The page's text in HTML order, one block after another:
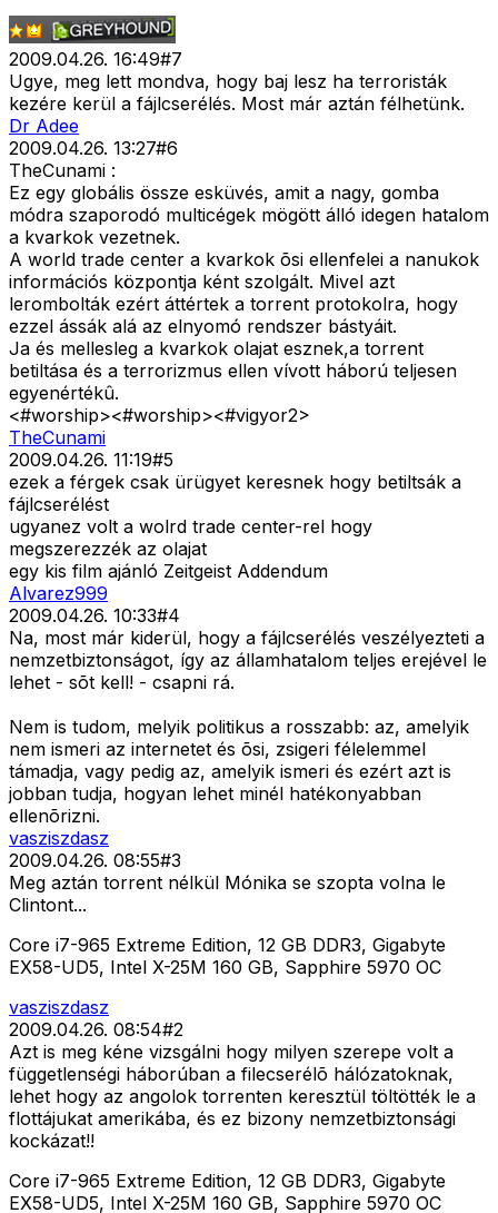
2009.04.26. 16:49#7
Ugye, meg lett mondva, hogy baj lesz ha terroristák
kezére kerül a fájlcserélés. Most már aztán félhetünk.
Dr Adee
2009.04.26. 13:27#6
TheCunami :
Ez egy globális össze esküvés, amit a nagy, gomba
módra szaporodó multicégek mögött álló idegen hatalom
a kvarkok vezetnek.
A world trade center a kvarkok õsi ellenfelei a nanukok
információs központja ként szolgált. Mivel azt
lerombolták ezért áttértek a torrent protokolra, hogy
ezzel ássák alá az elnyomó rendszer bástyáit.
Ja és mellesleg a kvarkok olajat esznek,a torrent
betiltása és a terrorizmus ellen vívott háború teljesen
egyenértékû.
<#worship><#worship><#vigyor2>
TheCunami
2009.04.26. 11:19#5
ezek a férgek csak ürügyet keresnek hogy betiltsák a
fájlcserélést
ugyanez volt a wolrd trade center-rel hogy
megszerezzék az olajat
egy kis film ajánló Zeitgeist Addendum
Alvarez999
2009.04.26. 10:33#4
Na, most már kiderül, hogy a fájlcserélés veszélyezteti a
nemzetbiztonságot, így az államhatalom teljes erejével le
lehet - sõt kell! - csapni rá.
Nem is tudom, melyik politikus a rosszabb: az, amelyik
nem ismeri az internetet és õsi, zsigeri félelemmel
támadja, vagy pedig az, amelyik ismeri és ezért azt is
jobban tudja, hogyan lehet minél hatékonyabban
ellenõrizni.
vasziszdasz
2009.04.26. 08:55#3
Meg aztán torrent nélkül Mónika se szopta volna le
Clintont...
Core i7-965 Extreme Edition, 12 GB DDR3, Gigabyte
EX58-UD5, Intel X-25M 160 GB, Sapphire 5970 OC
vasziszdasz
2009.04.26. 08:54#2
Azt is meg kéne vizsgálni hogy milyen szerepe volt a
függetlenségi háborúban a filecserélõ hálózatoknak,
lehet hogy az angolok torrenten keresztül töltötték le a
flottájukat amerikába, és ez bizony nemzetbiztonsági
kockázat!!
Core i7-965 Extreme Edition, 12 GB DDR3, Gigabyte
EX58-UD5, Intel X-25M 160 GB, Sapphire 5970 OC